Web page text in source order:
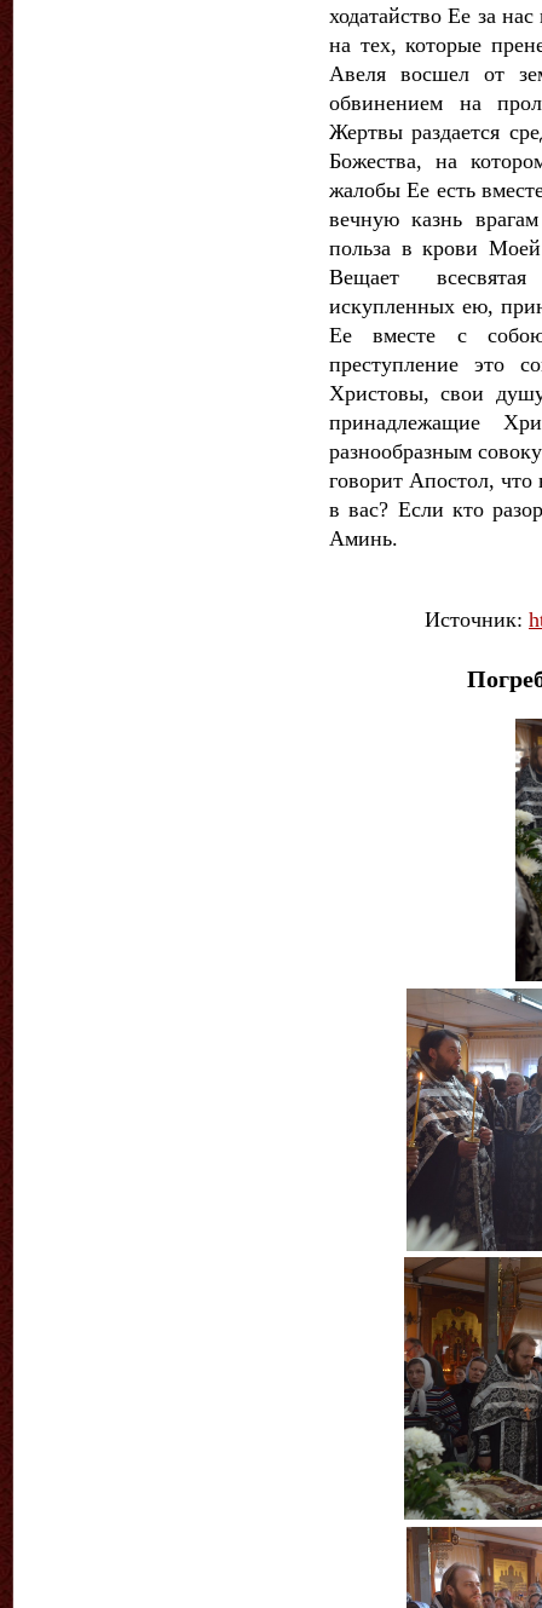
ходатайство Ее за
на тех, которые
Авеля восшел от
обвинением на
Жертвы раздается
Божества, на
жалобы Ее есть
вечную казнь
польза в крови
Вещает
искупленных ею,
Ее вместе с
преступление это
Христовы, свои
принадлежащие
разнообразным
говорит Апостол,
в вас? Если кто
Аминь.
Источник: